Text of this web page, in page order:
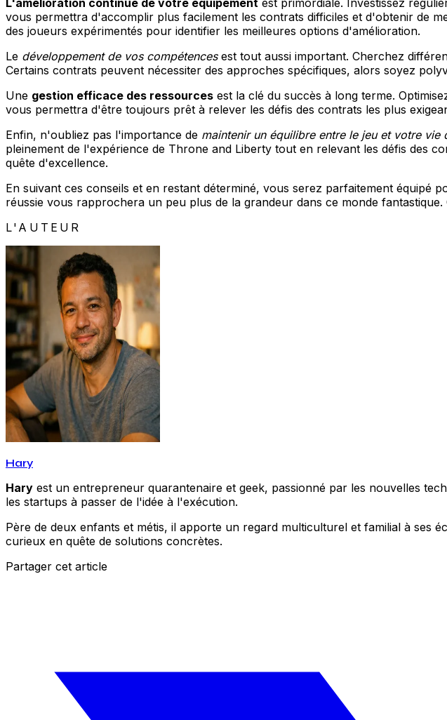
L'amélioration continue de votre équipement est primordiale. Investissez
vous permettra d'accomplir plus facilement les contrats difficiles et d'obtenir de
des joueurs expérimentés pour identifier les meilleures options d'amélioration.
Le développement de vos compétencesest tout aussi important. Cherchez
Certains contrats peuvent nécessiter des approches spécifiques, alors soyez
Une gestion efficace des ressources est la clé du succès à long terme.
vous permettra d'être toujours prêt à relever les défis des contrats les plus
Enfin, n'oubliez pas l'importance de maintenir un équilibre entre le jeu et votre vie
pleinement de l'expérience de Throne and Liberty tout en relevant les défis des
quête d'excellence.
En suivant ces conseils et en restant déterminé, vous serez parfaitement équipé
réussie vous rapprochera un peu plus de la grandeur dans ce monde
L'AUTEUR
Hary
Hary est un entrepreneur quarantenaire et geek, passionné par les nouvelles
les startups à passer de l'idée à l'exécution.
Père de deux enfants et métis, il apporte un regard multiculturel et familial à ses
curieux en quête de solutions concrètes.
Partager cet article